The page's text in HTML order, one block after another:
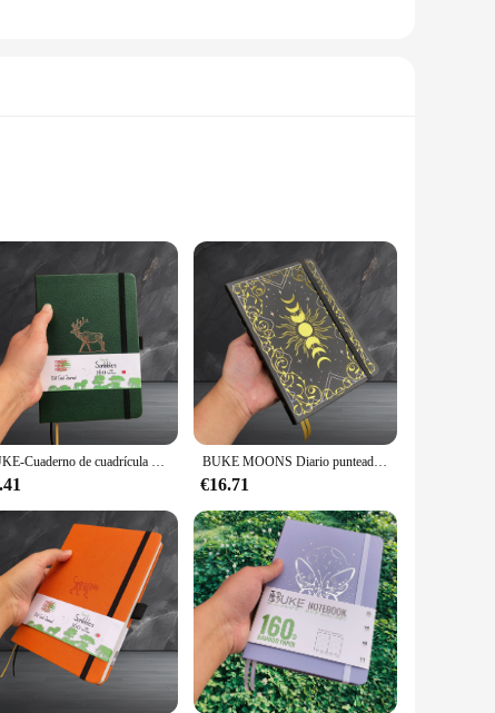
longevity and durability. Its ergonomic design and
to provide a seamless separation of bike disc brakes,
at home or on the go.
shops and individual enthusiasts. Its user-friendly
and safety of their bicycles. It is a must-have for
it aligns perfectly with your bike's disc brake system,
achieve your goals with ease. Its robust construction
are in good hands, ready to tackle any road or trail.
BUKE-Cuaderno de cuadrícula de puntos, libreta de 5x5mm, papel de Sketchbook-160gsm, bolsillo interior, numerado, 160 páginas BUKE MOONS Diario punteado de balas de papel de bambú de 160GSM, cuaderno de cuadrícula de puntos con diseño de DOT-GRID de 5x5mm, bordes dorados
€16.71